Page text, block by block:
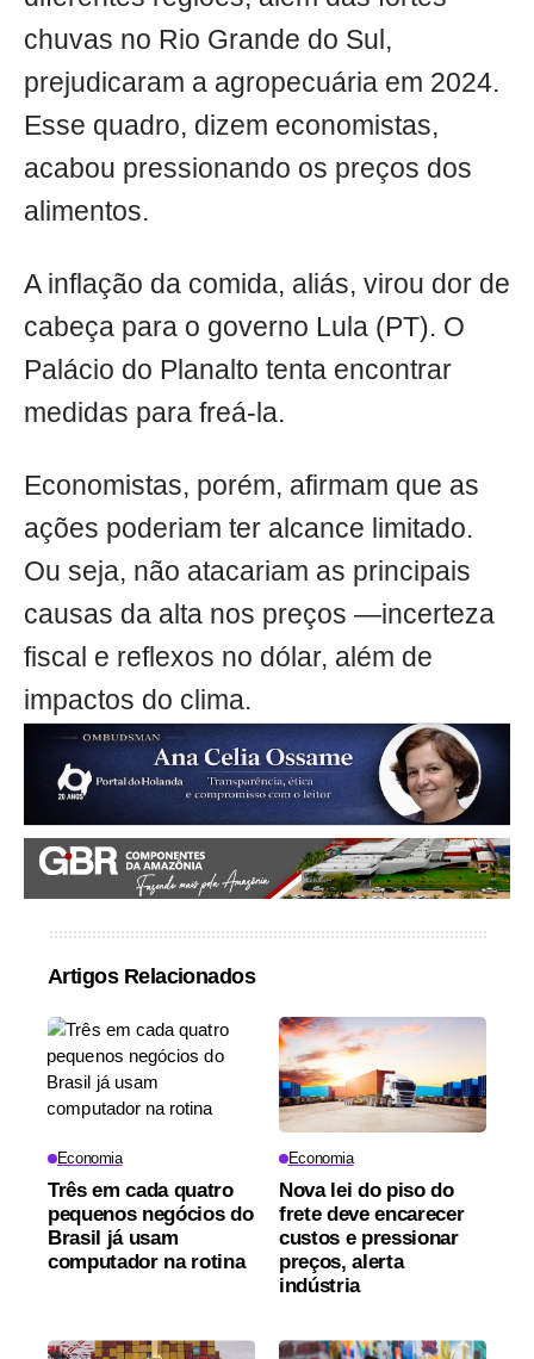
chuvas no Rio Grande do Sul,
prejudicaram a agropecuária em 2024.
Esse quadro, dizem economistas,
acabou pressionando os preços dos
alimentos.
A inflação da comida, aliás, virou dor de
cabeça para o governo Lula (PT). O
Palácio do Planalto tenta encontrar
medidas para freá-la.
Economistas, porém, afirmam que as
ações poderiam ter alcance limitado.
Ou seja, não atacariam as principais
causas da alta nos preços —incerteza
fiscal e reflexos no dólar, além de
impactos do clima.
Artigos Relacionados
Economia
Três em cada quatro
pequenos negócios do
Brasil já usam
computador na rotina
Economia
Nova lei do piso do
frete deve encarecer
custos e pressionar
preços, alerta
indústria